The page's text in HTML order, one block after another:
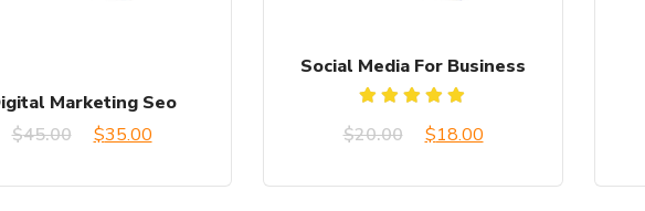
Marketing Seo
$45.00
El
$35.00El
Social Media For Business
con
5.00
$20.00
El
$18.00El